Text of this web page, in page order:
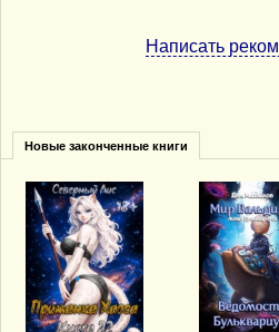
Написать
Новые законченные книги